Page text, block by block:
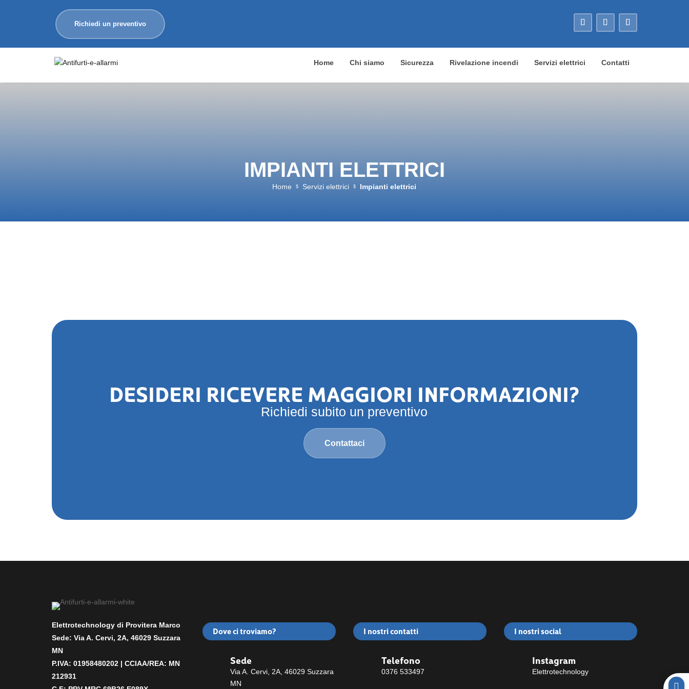
Richiedi un preventivo
Home Chi siamo Sicurezza Rivelazione incendi Servizi elettrici Contatti
IMPIANTI ELETTRICI
Home $ Servizi elettrici $ Impianti elettrici
DESIDERI RICEVERE MAGGIORI INFORMAZIONI?
Richiedi subito un preventivo
Contattaci
Elettrotechnology di Provitera Marco
Sede: Via A. Cervi, 2A, 46029 Suzzara
MN
P.IVA: 01958480202 | CCIAA/REA: MN
212931
Dove ci troviamo?
Sede
Via A. Cervi, 2A, 46029 Suzzara
MN
I nostri contatti
Telefono
0376 533497
I nostri social
Instagram
Elettrotechnology
